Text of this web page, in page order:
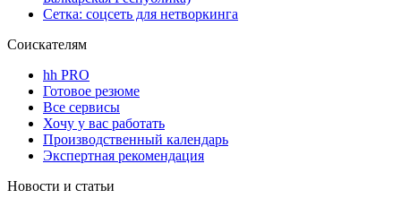
Сетка: соцсеть для нетворкинга
Соискателям
hh PRO
Готовое резюме
Все сервисы
Хочу у вас работать
Производственный календарь
Экспертная рекомендация
Новости и статьи